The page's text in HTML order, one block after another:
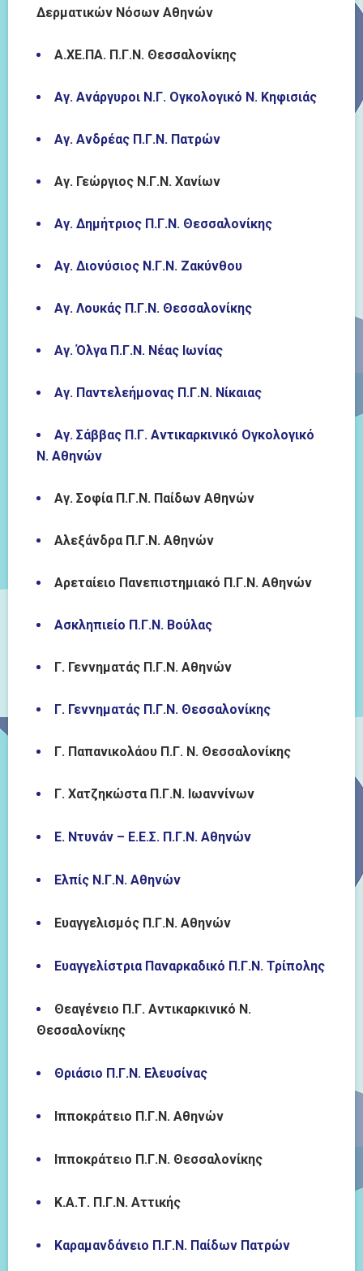
Δερματικών Νόσων Αθηνών
Α.ΧΕ.ΠΑ. Π.Γ.Ν. Θεσσαλονίκης
Αγ. Ανάργυροι Ν.Γ. Ογκολογικό Ν. Κηφισιάς
Αγ. Ανδρέας Π.Γ.Ν. Πατρών
Αγ. Γεώργιος Ν.Γ.Ν. Χανίων
Αγ. Δημήτριος Π.Γ.Ν. Θεσσαλονίκης
Αγ. Διονύσιος Ν.Γ.Ν. Ζακύνθου
Αγ. Λουκάς Π.Γ.Ν. Θεσσαλονίκης
Αγ. Όλγα Π.Γ.Ν. Νέας Ιωνίας
Αγ. Παντελεήμονας Π.Γ.Ν. Νίκαιας
Αγ. Σάββας Π.Γ. Αντικαρκινικό Ογκολογικό
Ν. Αθηνών
Αγ. Σοφία Π.Γ.Ν. Παίδων Αθηνών
Αλεξάνδρα Π.Γ.Ν. Αθηνών
Αρεταίειο Πανεπιστημιακό Π.Γ.Ν. Αθηνών
Ασκληπιείο Π.Γ.Ν. Βούλας
Γ. Γεννηματάς Π.Γ.Ν. Αθηνών
Γ. Γεννηματάς Π.Γ.Ν. Θεσσαλονίκης
Γ. Παπανικολάου Π.Γ. Ν. Θεσσαλονίκης
Γ. Χατζηκώστα Π.Γ.Ν. Ιωαννίνων
Ε. Ντυνάν – Ε.Ε.Σ. Π.Γ.Ν. Αθηνών
Ελπίς Ν.Γ.Ν. Αθηνών
Ευαγγελισμός Π.Γ.Ν. Αθηνών
Ευαγγελίστρια Παναρκαδικό Π.Γ.Ν. Τρίπολης
Θεαγένειο Π.Γ. Αντικαρκινικό Ν.
Θεσσαλονίκης
Θριάσιο Π.Γ.Ν. Ελευσίνας
Ιπποκράτειο Π.Γ.Ν. Αθηνών
Ιπποκράτειο Π.Γ.Ν. Θεσσαλονίκης
Κ.Α.Τ. Π.Γ.Ν. Αττικής
Καραμανδάνειο Π.Γ.Ν. Παίδων Πατρών